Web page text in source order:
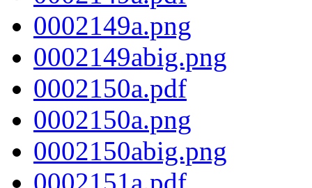
0002149a.png
0002149abig.png
0002150a.pdf
0002150a.png
0002150abig.png